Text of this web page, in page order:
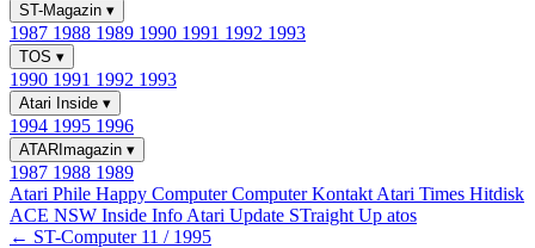
ST-Magazin ▾
1987 1988 1989 1990 1991 1992 1993
TOS ▾
1990 1991 1992 1993
Atari Inside ▾
1994 1995 1996
ATARImagazin ▾
1987 1988 1989
Atari Phile Happy ComputerComputer Kontakt Atari Times Hitdisk
ACE NSW Inside Info Atari Update STraight Up atos
← ST-Computer 11 / 1995